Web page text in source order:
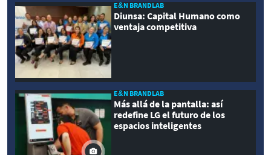
E&N BRANDLAB
Diunsa: Capital Humano como
ventaja competitiva
E&N BRANDLAB
Más allá de la pantalla: así
redefine LG el futuro de los
espacios inteligentes